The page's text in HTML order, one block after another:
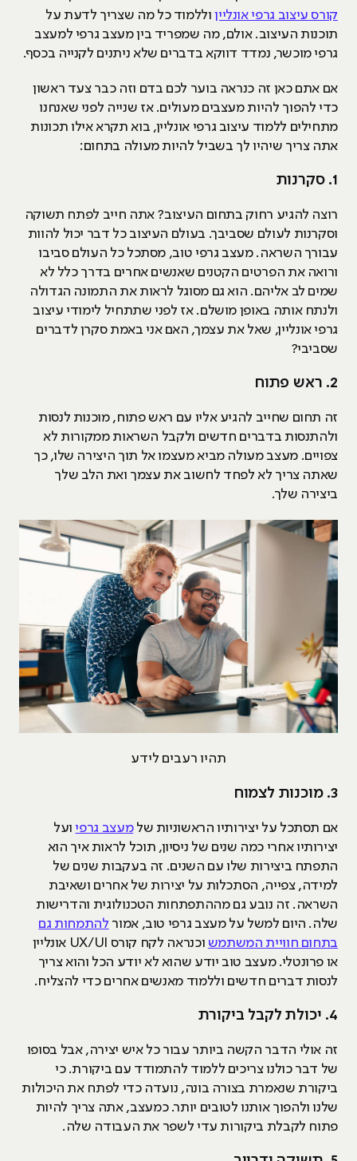
קורס עיצוב גרפי אונלייןוללמוד כל מה שצריך לדעת על
תוכנות העיצוב. אולם, מה שמפריד בין מעצב גרפי למעצב
גרפי מוכשר, נמדד דווקא בדברים שלא ניתנים לקנייה בכסף.
אם אתם כאן זה כנראה בוער לכם בדם וזה כבר צעד ראשון
כדי להפוך להיות מעצבים מעולים. אז שנייה לפני שאנחנו
מתחילים ללמוד עיצוב גרפי אונליין, בוא תקרא אילו תכונות
אתה צריך שיהיו לך בשביל להיות מעולה בתחום:
1. סקרנות
רוצה להגיע רחוק בתחום העיצוב? אתה חייב לפתח תשוקה
וסקרנות לעולם שסביבך. בעולם העיצוב כל דבר יכול להוות
עבורך השראה. מעצב גרפי טוב, מסתכל כל העולם סביבו
ורואה את הפרטים הקטנים שאנשים אחרים בדרך כלל לא
שמים לב אליהם. הוא גם מסוגל לראות את התמונה הגדולה
ולנתח אותה באופן מושלם. אז לפני שתתחיל לימודי עיצוב
גרפי אונליין, שאל את עצמך, האם אני באמת סקרן לדברים
שסביבי?
2. ראש פתוח
זה תחום שחייב להגיע אליו עם ראש פתוח, מוכנות לנסות
ולהתנסות בדברים חדשים ולקבל השראות ממקורות לא
צפויים. מעצב מעולה מביא מעצמו אל תוך היצירה שלו, כך
שאתה צריך לא לפחד לחשוב את עצמך ואת הלב שלך
ביצירה שלך.
תהיו רעבים לידע
3. מוכנות לצמוח
אם תסתכל על יצירותיו הראשוניות שלמעצב גרפי ועל
יצירותיו אחרי כמה שנים של ניסיון, תוכל לראות איך הוא
התפתח ביצירות שלו עם השנים. זה בעקבות שנים של
למידה, צפייה, הסתכלות על יצירות של אחרים ושאיבת
השראה. זה נובע גם מההתפתחות הטכנולוגית והדרישות
שלה. היום למשל על מעצב גרפי טוב, אמור להתמחות גם
בתחום חוויית המשתמש
וכנראה לקח קורס UX/UI אונליין
או פרונטלי. מעצב טוב יודע שהוא לא יודע הכל והוא צריך
לנסות דברים חדשים וללמוד מאנשים אחרים כדי להצליח.
4. יכולת לקבל ביקורת
זה אולי הדבר הקשה ביותר עבור כל איש יצירה, אבל בסופו
של דבר כולנו צריכים ללמוד להתמודד עם ביקורת. כי
ביקורת שנאמרת בצורה בונה, נועדה כדי לפתח את היכולות
שלנו ולהפוך אותנו לטובים יותר. כמעצב, אתה צריך להיות
פתוח לקבלת ביקורות עדי לשפר את העבודה שלה.